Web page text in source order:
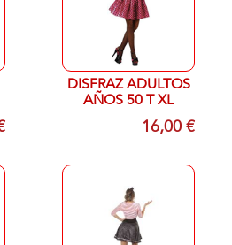
DISFRAZ ADULTOS
AÑOS 50 T XL
16,00 €